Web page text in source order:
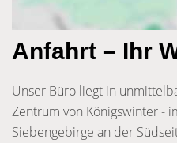
Anfahrt – Ihr
Unser Büro liegt in
Zentrum von Königswinter -
Siebengebirge an der